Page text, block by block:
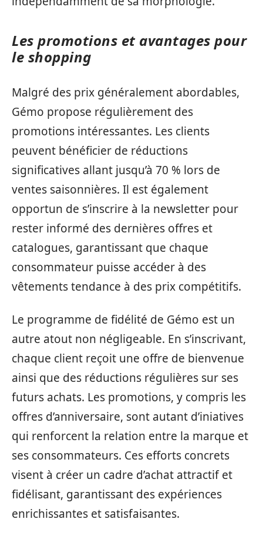
Les promotions et avantages pour
le shopping
Malgré des prix généralement abordables,
Gémo propose régulièrement des
promotions intéressantes. Les clients
peuvent bénéficier de réductions
significatives allant jusqu’à 70 % lors de
ventes saisonnières. Il est également
opportun de s’inscrire à la newsletter pour
rester informé des dernières offres et
catalogues, garantissant que chaque
consommateur puisse accéder à des
vêtements tendance à des prix compétitifs.
Le programme de fidélité de Gémo est un
autre atout non négligeable. En s’inscrivant,
chaque client reçoit une offre de bienvenue
ainsi que des réductions régulières sur ses
futurs achats. Les promotions, y compris les
offres d’anniversaire, sont autant d’iniatives
qui renforcent la relation entre la marque et
ses consommateurs. Ces efforts concrets
visent à créer un cadre d’achat attractif et
fidélisant, garantissant des expériences
enrichissantes et satisfaisantes.